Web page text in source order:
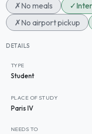
✗No meals ✓
✗No airport pickup
DETAILS
TYPE
Student
PLACE OF STUDY
Paris IV
NEEDS TO